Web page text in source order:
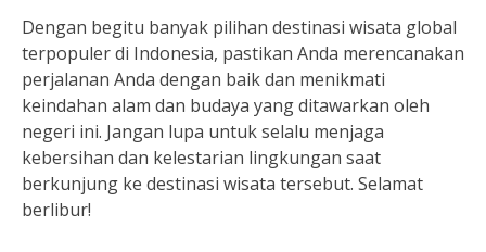
Dengan begitu banyak pilihan destinasi wisata global
terpopuler di Indonesia, pastikan Anda merencanakan
perjalanan Anda dengan baik dan menikmati
keindahan alam dan budaya yang ditawarkan oleh
negeri ini. Jangan lupa untuk selalu menjaga
kebersihan dan kelestarian lingkungan saat
berkunjung ke destinasi wisata tersebut. Selamat
berlibur!